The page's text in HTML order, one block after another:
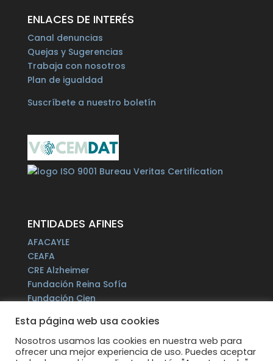
ENLACES DE INTERÉS
Canal denuncias
Quejas y Sugerencias
Trabaja con nosotros
Plan de igualdad
Suscríbete a nuestro boletín
ENTIDADES AFINES
AFACAYLE
CEAFA
CRE Alzheimer
Fundación Reina Sofía
Fundación Cien
Fundación Por un Mañana sin Alzheimer
Fundación Tase
Alzheimer Europe
Esta página web usa cookies
Nosotros usamos las cookies en nuestra web para
ofrecer una mejor experiencia de uso. Puedes aceptar